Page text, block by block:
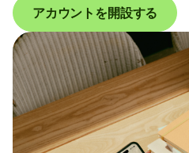
アカウントを開設する